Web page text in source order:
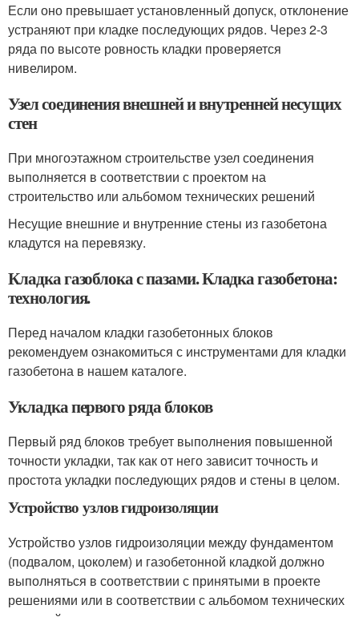
Если оно превышает установленный допуск, отклонение
устраняют при кладке последующих рядов. Через 2-3
ряда по высоте ровность кладки проверяется
нивелиром.
Узел соединения внешней и внутренней несущих
стен
При многоэтажном строительстве узел соединения
выполняется в соответствии с проектом на
строительство или альбомом технических решений
Несущие внешние и внутренние стены из газобетона
кладутся на перевязку.
Кладка газоблока с пазами. Кладка газобетона:
технология.
Перед началом кладки газобетонных блоков
рекомендуем ознакомиться с инструментами для кладки
газобетона в нашем каталоге.
Укладка первого ряда блоков
Первый ряд блоков требует выполнения повышенной
точности укладки, так как от него зависит точность и
простота укладки последующих рядов и стены в целом.
Устройство узлов гидроизоляции
Устройство узлов гидроизоляции между фундаментом
(подвалом, цоколем) и газобетонной кладкой должно
выполняться в соответствии с принятыми в проекте
решениями или в соответствии с альбомом технических